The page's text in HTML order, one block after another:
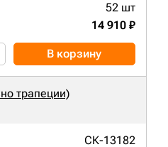
52 шт
14 910 ₽
В корзину
трапеции)
СК-13182